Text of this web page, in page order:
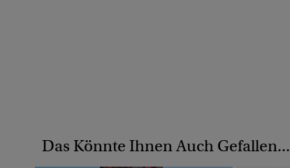
Das Könnte Ihnen Auch Gefallen...